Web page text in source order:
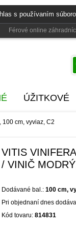
s používaním
Férové online
ÚŽITKOVÉ
100 cm, vyviaz, C2
VITIS
/ VINIČ
Dodávané bal.: 100 cm,
Pri objednaní dnes
Kód tovaru: 814831